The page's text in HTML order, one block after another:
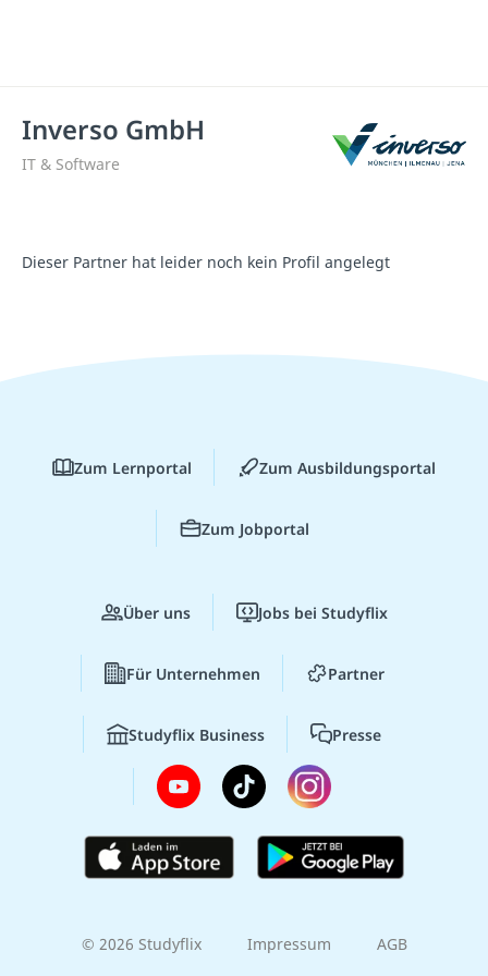
Inverso GmbH
IT & Software
Dieser Partner hat leider noch kein Profil angelegt
Zum Lernportal Zum Ausbildungsportal
Zum Jobportal
Über uns Jobs bei Studyflix
Für Unternehmen Partner
Studyflix Business Presse
© 2026 Studyflix Impressum AGB